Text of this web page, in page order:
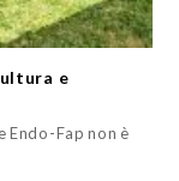
e
Endo-Fap non è